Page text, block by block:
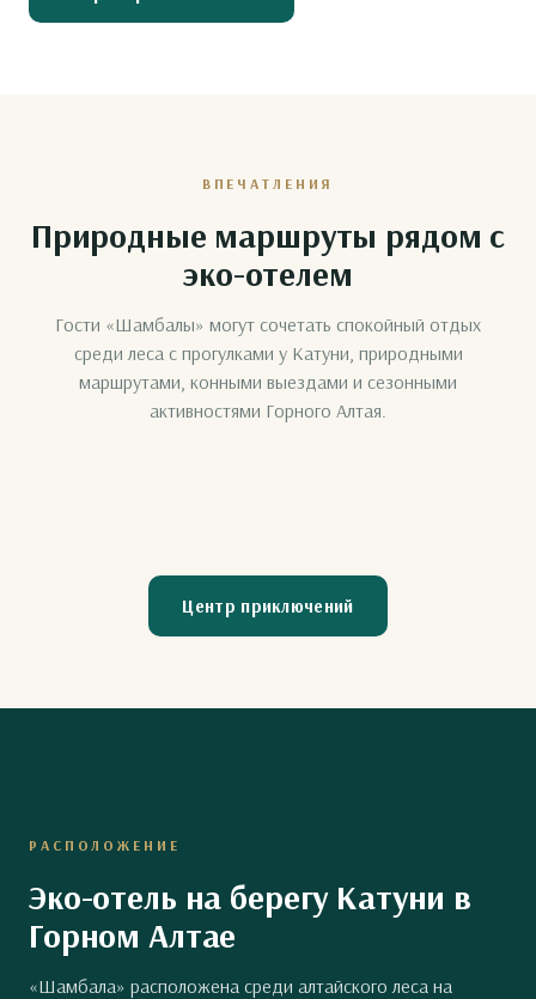
ВПЕЧАТЛЕНИЯ
Природные маршруты рядом с
эко-отелем
Гости «Шамбалы» могут сочетать спокойный отдых
среди леса с прогулками у Катуни, природными
маршрутами, конными выездами и сезонными
активностями Горного Алтая.
Полёт на
Центр приключений
РАСПОЛОЖЕНИЕ
Эко-отель на берегу Катуни в
Горном Алтае
«Шамбала» расположена среди алтайского леса на